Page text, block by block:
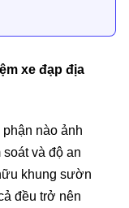
xe đạp địa
nào ảnh
và độ an
khung sườn
đều trở nên